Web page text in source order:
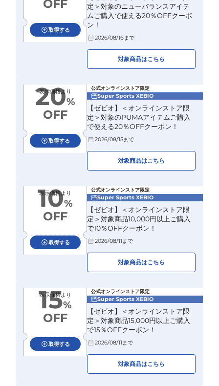
OFF
取得する
定＞対象のニューバランスアイテ
ムご購入で使える20％OFFクーポ
ン！
2026/08/16まで
対象商品はこちら
表示価格より
20%
OFF
取得する
公式オンラインストア限定
Super Sports XEBIO
【ゼビオ】＜オンラインストア限
定＞対象のPUMAアイテムご購入
で使える20％OFFクーポン！
2026/08/15まで
対象商品はこちら
表示価格より
10%
OFF
取得する
公式オンラインストア限定
Super Sports XEBIO
【ゼビオ】＜オンラインストア限
定＞対象商品10,000円以上ご購入
で10％OFFクーポン！
2026/08/11 まで
対象商品はこちら
表示価格より
15%
OFF
取得する
公式オンラインストア限定
Super Sports XEBIO
【ゼビオ】＜オンラインストア限
定＞対象商品15,000円以上ご購入
で15％OFFクーポン！
2026/08/11 まで
対象商品はこちら